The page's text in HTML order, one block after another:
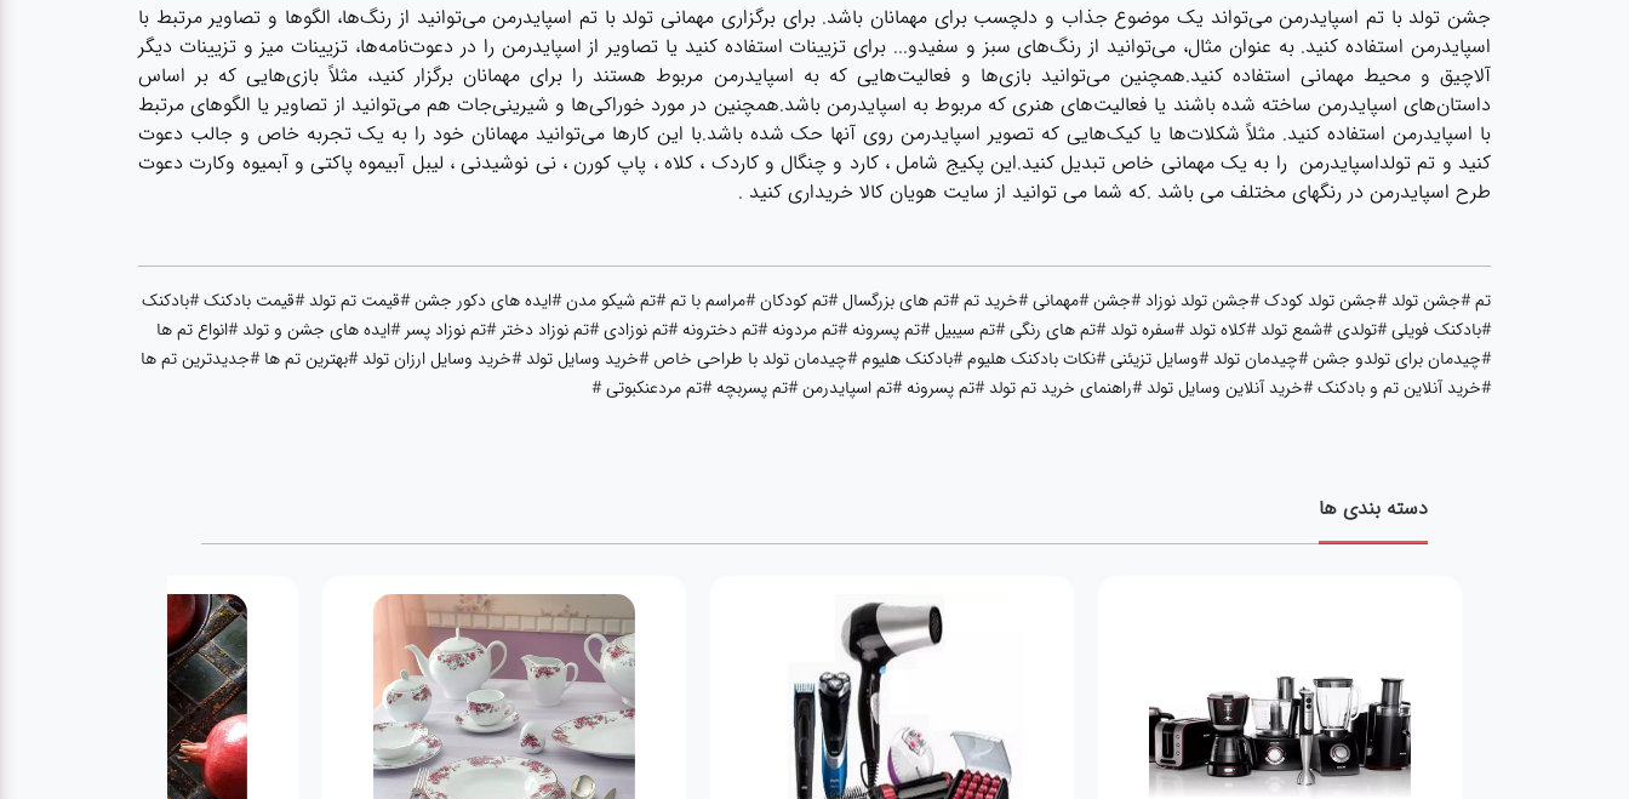
جشن تولد با تم اسپایدرمن می‌تواند یک موضوع جذاب و دلچسب برای مهمانان باشد. برای برگزاری مهمانی تولد با تم اسپایدرمن می‌توانید از رنگ‌ها، الگوها و تصاویر مرتبط با
اسپایدرمن استفاده کنید. به عنوان مثال، می‌توانید از رنگ‌های سبز و سفیدو... برای تزیینات استفاده کنید یا تصاویر از اسپایدرمن را در دعوت‌نامه‌ها، تزیینات میز و تزیینات دیگر
آلاچیق و محیط مهمانی استفاده کنید.همچنین می‌توانید بازی‌ها و فعالیت‌هایی که به اسپایدرمن مربوط هستند را برای مهمانان برگزار کنید، مثلاً بازی‌هایی که بر اساس
داستان‌های اسپایدرمن ساخته شده باشند یا فعالیت‌های هنری که مربوط به اسپایدرمن باشد.همچنین در مورد خوراکی‌ها و شیرینی‌جات هم می‌توانید از تصاویر یا الگوهای مرتبط
با اسپایدرمن استفاده کنید. مثلاً شکلات‌ها یا کیک‌هایی که تصویر اسپایدرمن روی آنها حک شده باشد.با این کارها می‌توانید مهمانان خود را به یک تجربه خاص و جالب دعوت
کنید و تم تولداسپایدرمن را به یک مهمانی خاص تبدیل کنید.این پکیج شامل ، کارد و چنگال و کاردک ، کلاه ، پاپ کورن ، نی نوشیدنی ، لیبل آبیموه پاکتی و آبمیوه وکارت دعوت
طرح اسپایدرمن در رنگهای مختلف می باشد .که شما می توانید از سایت هویان کالا خریداری کنید .
تم #جشن تولد #جشن تولد کودک #جشن تولد نوزاد #جشن #مهمانی #خرید تم #تم های بزرگسال #تم کودکان #مراسم با تم #تم شیکو مدن #ایده های دکور جشن #قیمت تم تولد #قیمت بادکنک #بادکنک
#بادکنک فویلی #تولدی #شمع تولد #کلاه تولد #سفره تولد #تم های رنگی #تم سیبیل #تم پسرونه #تم مردونه #تم دخترونه #تم نوزادی #تم نوزاد دختر #تم نوزاد پسر #ایده های جشن و تولد #انواع تم ها
#چیدمان برای تولدو جشن #چیدمان تولد #وسایل تزیئنی #نکات بادکنک هلیوم #بادکنک هلیوم #چیدمان تولد با طراحی خاص #خرید وسایل تولد #خرید وسایل ارزان تولد #بهترین تم ها #جدیدترین تم ها
#خرید آنلاین تم و بادکنک #خرید آنلاین وسایل تولد #راهنمای خرید تم تولد #تم پسرونه #تم اسپایدرمن #تم پسربچه #تم مردعنکبوتی #
دسته بندی ها